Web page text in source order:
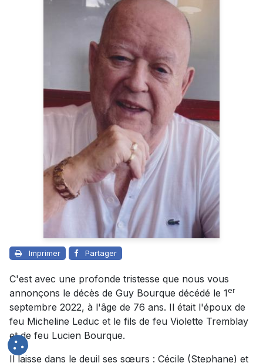
Imprimer Partager
C'est avec une profonde tristesse que nous vous
annonçons le décès de Guy Bourque décédé le 1er
septembre 2022, à l'âge de 76 ans. Il était l'époux de
feu Micheline Leduc et le fils de feu Violette Tremblay
et de feu Lucien Bourque.
Il laisse dans le deuil ses sœurs : Cécile (Stephane) et